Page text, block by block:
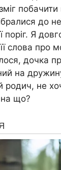
до
поріг. Я
слова
дочка
на
не
на що?